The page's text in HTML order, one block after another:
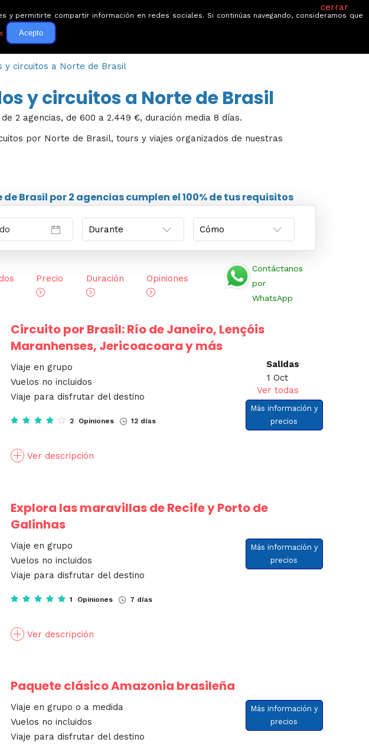
Guías de viaje Ofertas Blog Quiénes somos
y circuitos a Norte de Brasil
y circuitos a Norte de Brasil
2 agencias, de 600 a 2.449 €, duración media 8 días.
por Norte de Brasil, tours y viajes organizados de nuestras
Brasil por2 agenciascumplen el 100% de tus requisitos
Precio Duración Opiniones
Contáctanos
por
WhatsApp
Circuito por Brasil: Río de Janeiro, Lençóis
Maranhenses, Jericoacoara y más
Viaje en grupo
Vuelos no incluidos
Viaje para disfrutar del destino
2 Opiniones 12 días
Ver descripción
Salidas
1 Oct
Ver todas
Más información y
precios
Explora las maravillas de Recife y Porto de
Galinhas
Viaje en grupo
Vuelos no incluidos
Viaje para disfrutar del destino
1 Opiniones 7 días
Ver descripción
Más información y
precios
Paquete clásico Amazonia brasileña
Viaje en grupo o a medida
Vuelos no incluidos
Viaje para disfrutar del destino
Más información y
precios
cerrar
permitirte compartir información en redes sociales. Si continúas navegando, consideramos que
Acepto